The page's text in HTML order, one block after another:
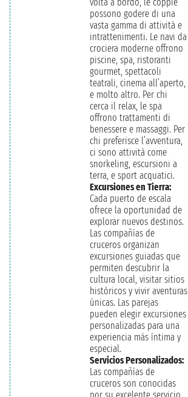
possono godere di una
vasta gamma di attività e
intrattenimenti. Le navi da
crociera moderne offrono
piscine, spa, ristoranti
gourmet, spettacoli
teatrali, cinema all’aperto,
e molto altro. Per chi
cerca il relax, le spa
offrono trattamenti di
benessere e massaggi. Per
chi preferisce l’avventura,
ci sono attività come
snorkeling, escursioni a
terra, e sport acquatici.
Excursiones en Tierra:
Cada puerto de escala
ofrece la oportunidad de
explorar nuevos destinos.
Las compañías de
cruceros organizan
excursiones guiadas que
permiten descubrir la
cultura local, visitar sitios
históricos y vivir aventuras
únicas. Las parejas
pueden elegir excursiones
personalizadas para una
experiencia más íntima y
especial.
Servicios Personalizados:
Las compañías de
cruceros son conocidas